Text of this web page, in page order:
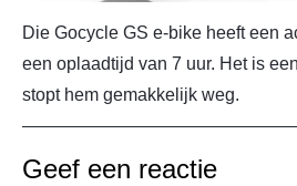
Die Gocycle GS e-bike heeft een
een oplaadtijd van 7 uur. Het is
stopt hem gemakkelijk weg.
Geef een reactie